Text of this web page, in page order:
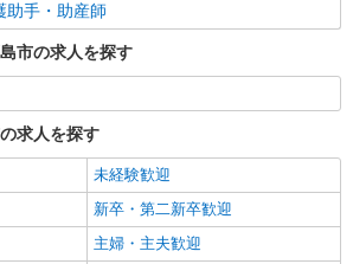
助手・助産師
市の求人を探す
求人を探す
未経験歓迎
新卒・第二新卒歓迎
主婦・主夫歓迎